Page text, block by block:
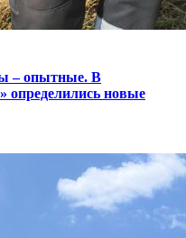
– опытные. В
определились новые